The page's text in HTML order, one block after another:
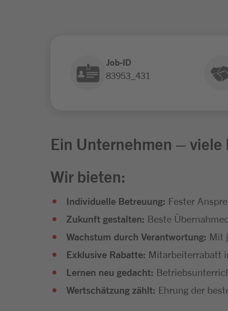
Job-ID
83953_431
Ein Unternehmen –
Wir bieten:
Individuelle Betreuung: Fester
Zukunft gestalten: Beste
Wachstum durch Verantwortung: Mit
Exklusive Rabatte: Mitarbeiterrabatt
Lernen neu gedacht:
Wertschätzung zählt: Ehrung der